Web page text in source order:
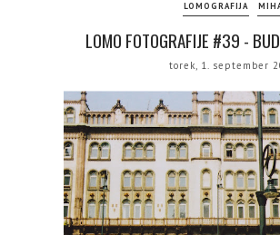
LOMOGRAFIJA
LOMO FOTOGRAFIJE #39 -
torek, 1. september